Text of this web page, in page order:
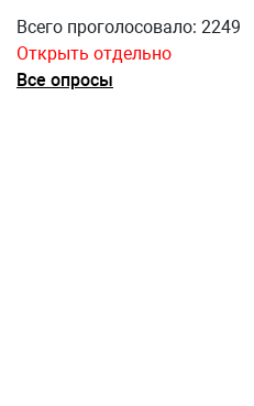
Всего проголосовало: 2249
Открыть отдельно
Все опросы